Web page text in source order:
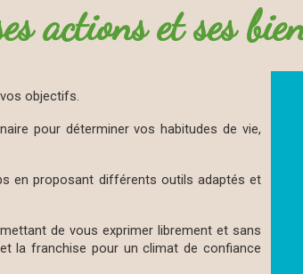
actions et ses
objectifs.
pour déterminer vos habitudes de vie,
en proposant différents outils adaptés et
de vous exprimer librement et sans
la franchise pour un climat de confiance